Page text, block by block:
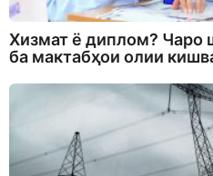
Хизмат ё диплом? Чаро
ба мактабҳои олии